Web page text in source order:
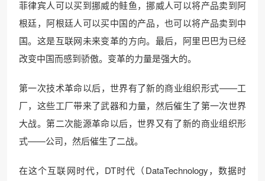
菲律宾人可以买到挪威的鲑鱼，挪威人可以将产品卖到阿
根廷，阿根廷人可以买中国的产品，也可以将产品卖到中
国。这是互联网未来变革的方向。最后，阿里巴巴为已经
改变中国而感到骄傲。变革的力量是强大的。
第一次技术革命以后，世界有了新的商业组织形式——工
厂，这些工厂带来了武器和力量，然后催生了第一次世界
大战。第二次能源革命以后，世界又有了新的商业组织形
式——公司，然后催生了二战。
在这个互联网时代，DT时代（DataTechnology，数据时